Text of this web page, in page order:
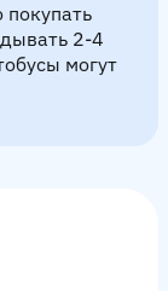
2-4
могут